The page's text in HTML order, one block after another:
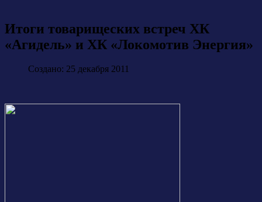
Итоги товарищеских встреч ХК
«Агидель» и ХК «Локомотив Энергия»
Создано: 25 декабря 2011